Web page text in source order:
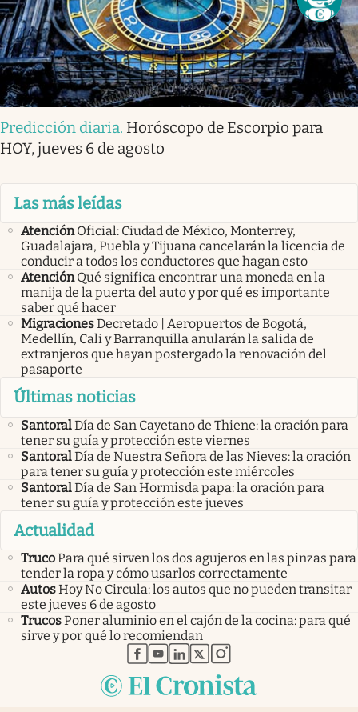
Predicción diaria. Horóscopo de Escorpio para
HOY, jueves 6 de agosto
Las más leídas
Atención Oficial: Ciudad de México, Monterrey,
Guadalajara, Puebla y Tijuana cancelarán la licencia de
conducir a todos los conductores que hagan esto
Atención Qué significa encontrar una moneda en la
manija de la puerta del auto y por qué es importante
saber qué hacer
MigracionesDecretado | Aeropuertos de Bogotá,
Medellín, Cali y Barranquilla anularán la salida de
extranjeros que hayan postergado la renovación del
pasaporte
Últimas noticias
SantoralDía de San Cayetano de Thiene: la oración para
tener su guía y protección este viernes
SantoralDía de Nuestra Señora de las Nieves: la oración
para tener su guía y protección este miércoles
SantoralDía de San Hormisda papa: la oración para
tener su guía y protección este jueves
Actualidad
TrucoPara qué sirven los dos agujeros en las pinzas para
tender la ropa y cómo usarlos correctamente
AutosHoy No Circula: los autos que no pueden transitar
este jueves 6 de agosto
TrucosPoner aluminio en el cajón de la cocina: para qué
sirve y por qué lo recomiendan
abre en nueva pestaña
abre en nueva pestaña
abre en nueva pestaña
abre en nueva pestaña
abre en nueva pestaña